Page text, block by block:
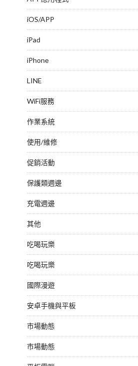
iOS/APP
iPad
iPhone
LINE
WiFi服務
作業系統
使用/維修
促銷活動
保護類週邊
充電週邊
其他
吃喝玩樂
吃喝玩樂
國際漫遊
安卓手機與平板
市場動態
市場動態